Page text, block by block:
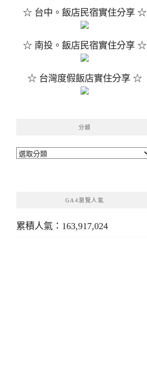
☆ 台中。飯店民宿實住分享 ☆
☆ 南投。飯店民宿實住分享 ☆
☆ 台灣度假飯店實住分享 ☆
分類
分
GA4瀏覽人氣
累積人氣：163,917,024